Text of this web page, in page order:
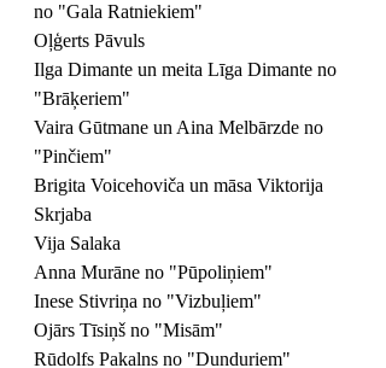
no "Gala Ratniekiem"
Oļģerts Pāvuls
Ilga Dimante un meita Līga Dimante no
"Brāķeriem"
Vaira Gūtmane un Aina Melbārzde no
"Pinčiem"
Brigita Voicehoviča un māsa Viktorija
Skrjaba
Vija Salaka
Anna Murāne no "Pūpoliņiem"
Inese Stivriņa no "Vizbuļiem"
Ojārs Tīsiņš no "Misām"
Rūdolfs Pakalns no "Dunduriem"